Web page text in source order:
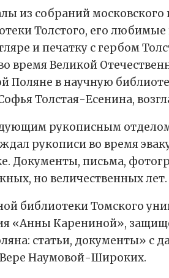
из собраний московского
Толстого, его
и печатку с гербом
время Великой
Поляне в научную
Толстая-Есенина,
рукописным
рукописи во время
Документы, письма,
но величественных лет.
библиотеки Томского
«Анны Карениной»,
статьи, документы» с
Наумовой-Широких.